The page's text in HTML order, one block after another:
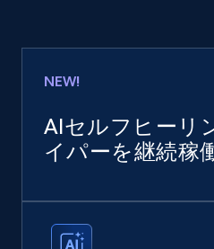
NEW!
AIセルフヒーリ
イパーを継続稼